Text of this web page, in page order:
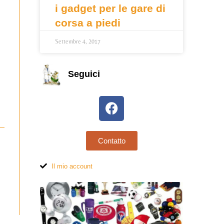
i gadget per le gare di
corsa a piedi
Settembre 4, 2017
Seguici
Contatto
Il mio account